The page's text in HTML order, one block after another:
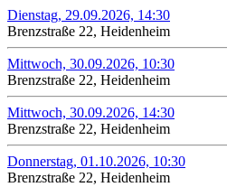
Dienstag, 29.09.2026, 14:30
Brenzstraße 22, Heidenheim
Mittwoch, 30.09.2026, 10:30
Brenzstraße 22, Heidenheim
Mittwoch, 30.09.2026, 14:30
Brenzstraße 22, Heidenheim
Donnerstag, 01.10.2026, 10:30
Brenzstraße 22, Heidenheim